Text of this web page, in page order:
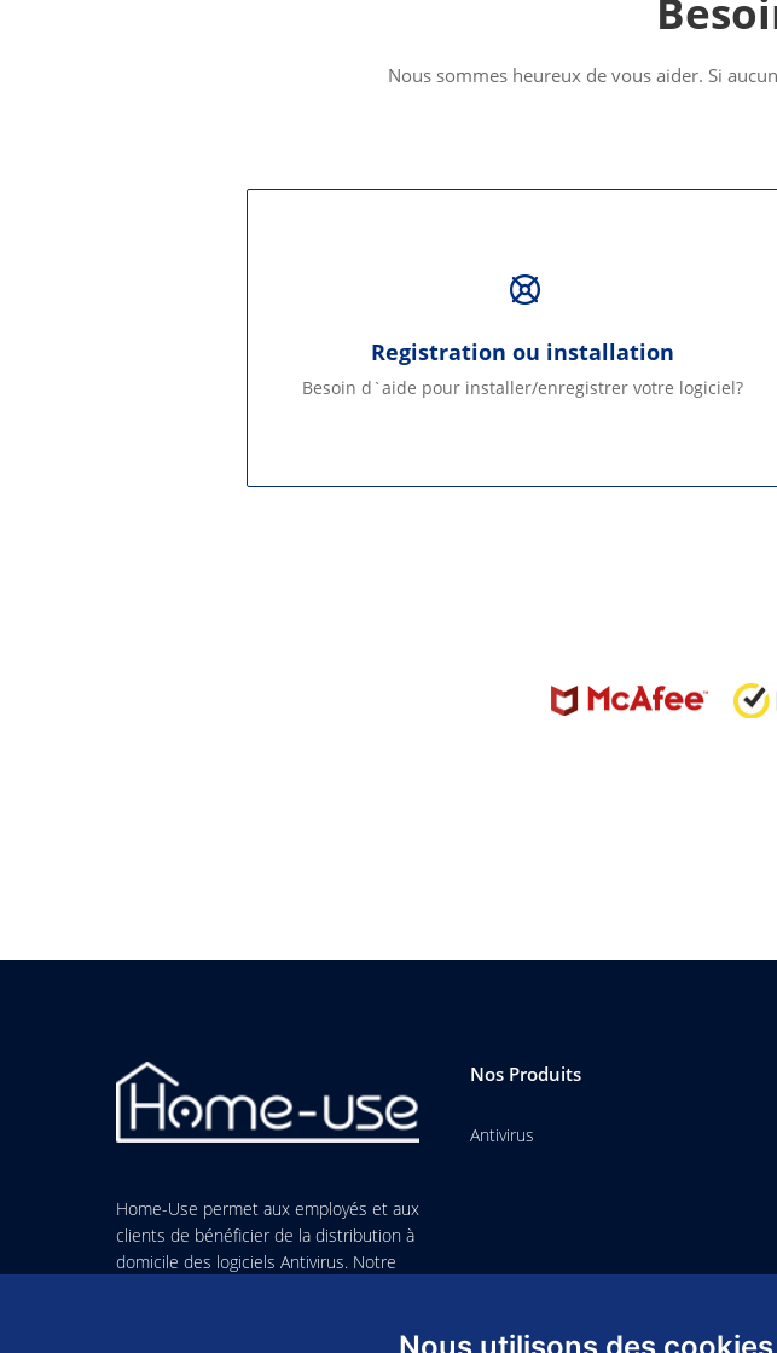
Nous sommes heureux de vous aider. Si
Registration ou installation
Besoin d`aide pour installer/enregistrer votre logiciel?
Home-Use permet aux employés et aux
clients de bénéficier de la distribution à
domicile des logiciels Antivirus. Notre
Nos Produits
Antivirus